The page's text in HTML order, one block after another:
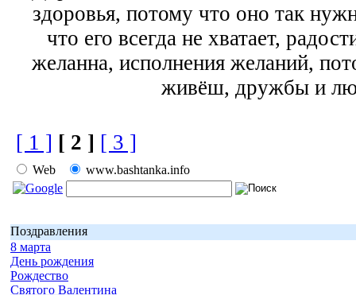
здоровья, потому что оно так
что его всегда не хватает,
желанна, исполнения желаний,
живёш, дружбы и
[ 1 ] [ 2 ] [ 3 ]
Web www.bashtanka.info
Поздравления
8 марта
День рождения
Рождество
Святого Валентина